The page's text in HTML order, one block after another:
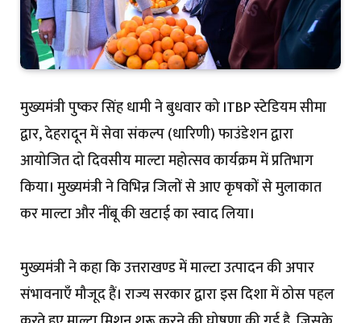
मुख्यमंत्री पुष्कर सिंह धामी ने बुधवार को ITBP स्टेडियम सीमा
द्वार, देहरादून में सेवा संकल्प (धारिणी) फाउंडेशन द्वारा
आयोजित दो दिवसीय माल्टा महोत्सव कार्यक्रम में प्रतिभाग
किया। मुख्यमंत्री ने विभिन्न जिलों से आए कृषकों से मुलाकात
कर माल्टा और नींबू की खटाई का स्वाद लिया।
मुख्यमंत्री ने कहा कि उत्तराखण्ड में माल्टा उत्पादन की अपार
संभावनाएँ मौजूद हैं। राज्य सरकार द्वारा इस दिशा में ठोस पहल